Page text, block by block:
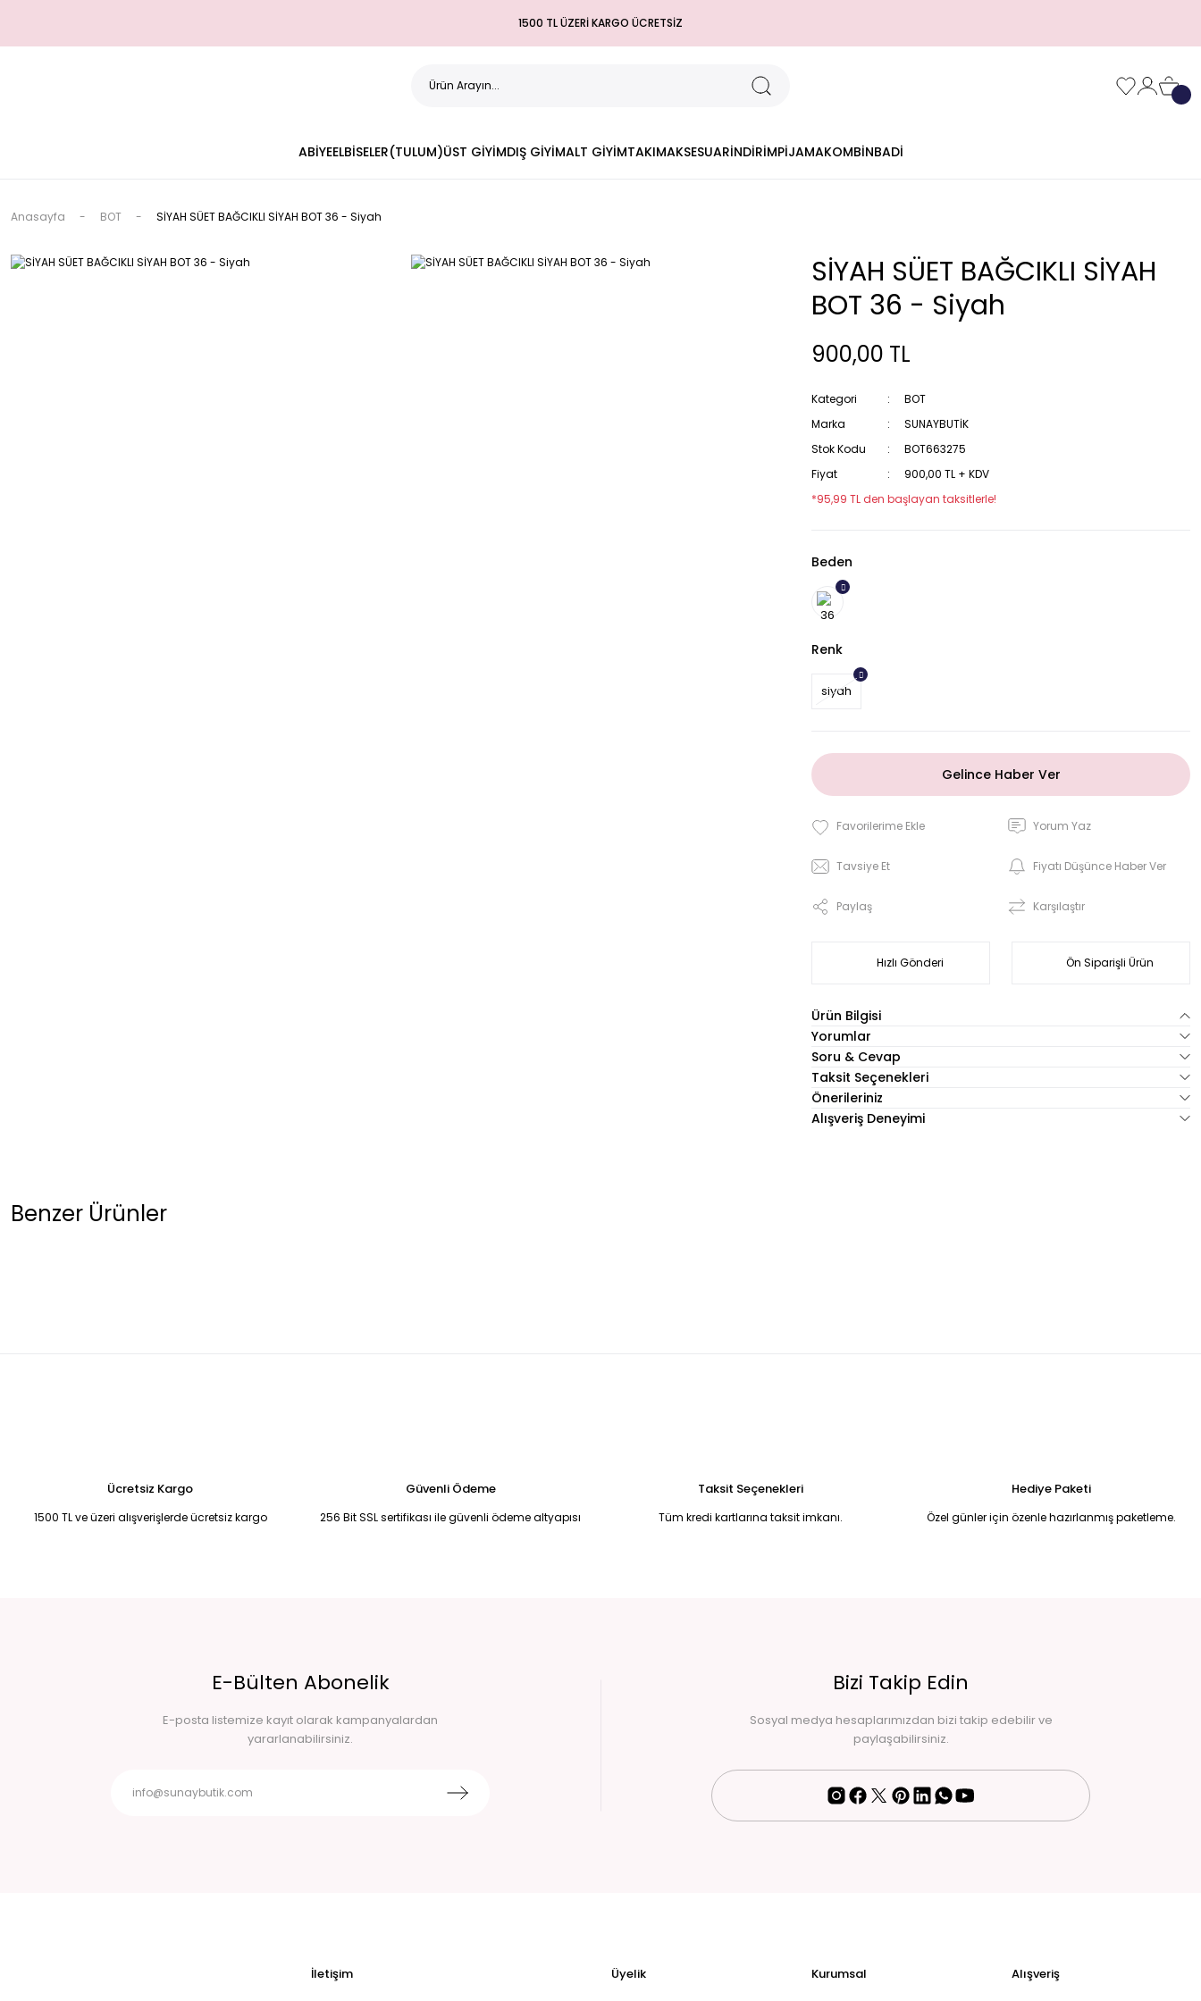
1500 TL ÜZERİ KARGO ÜCRETSİZ
ABİYEELBİSELER(TULUM)ÜST GİYİMDIŞ GİYİMALT GİYİMTAKIMAKSESUARİNDİRİMPİJAMAKOMBİNBADİ
Anasayfa BOT SİYAH SÜET BAĞCIKLI SİYAH BOT 36 - Siyah
SİYAH SÜET BAĞCIKLI SİYAH
BOT 36 - Siyah
900,00 TL
Kategori
BOT
Marka
SUNAYBUTİK
Stok Kodu
BOT663275
Fiyat
900,00 TL + KDV
*95,99 TL den başlayan taksitlerle!
Beden
Renk
siyah
Gelince Haber Ver
Yorum Yaz
Tavsiye Et Fiyatı Düşünce Haber Ver
Paylaş Karşılaştır
Hızlı Gönderi Ön Siparişli Ürün
Ürün Bilgisi
Yorumlar
Soru & Cevap
Taksit Seçenekleri
Önerileriniz
Alışveriş Deneyimi
Benzer Ürünler
Ücretsiz Kargo
1500 TL ve üzeri alışverişlerde ücretsiz kargo
Güvenli Ödeme
256 Bit SSL sertifikası ile güvenli ödeme altyapısı
Taksit Seçenekleri
Tüm kredi kartlarına taksit imkanı.
Hediye Paketi
Özel günler için özenle hazırlanmış paketleme.
E-Bülten Abonelik
E-posta listemize kayıt olarak kampanyalardan
yararlanabilirsiniz.
Bizi Takip Edin
Sosyal medya hesaplarımızdan bizi takip edebilir ve
paylaşabilirsiniz.
İletişim Üyelik Kurumsal Alışveriş